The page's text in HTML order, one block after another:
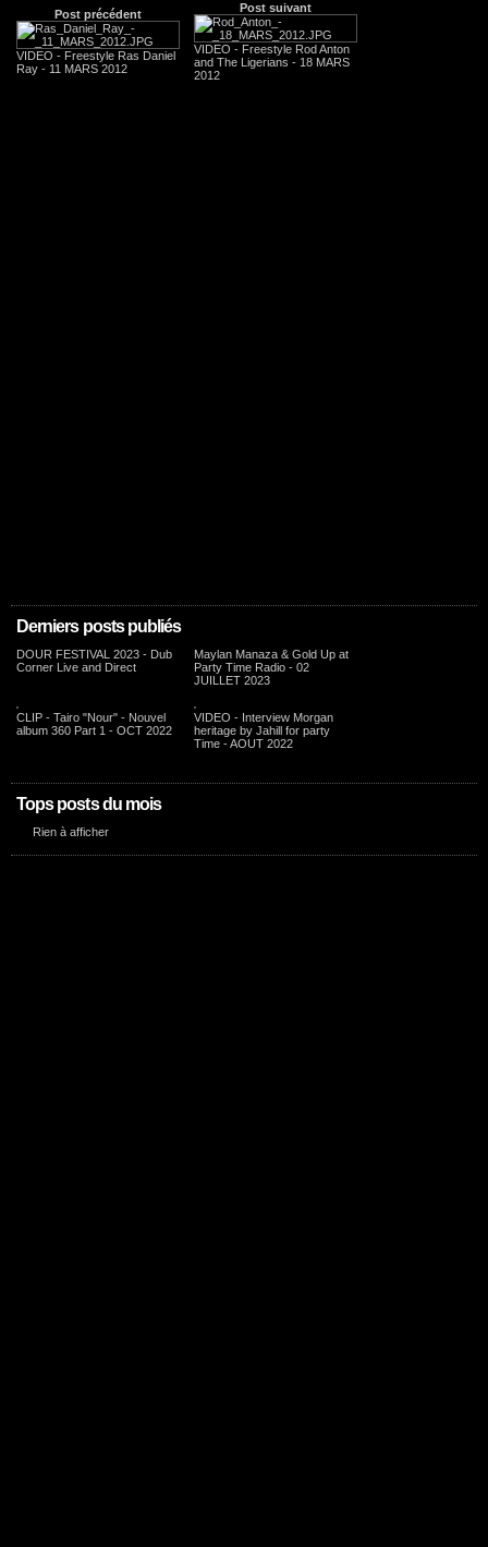
Post précédent
VIDEO - Freestyle Ras Daniel
Ray - 11 MARS 2012
Post suivant
VIDEO - Freestyle Rod Anton
and The Ligerians - 18 MARS
2012
Derniers posts publiés
DOUR FESTIVAL 2023 - Dub
Corner Live and Direct
Maylan Manaza & Gold Up at
Party Time Radio - 02
JUILLET 2023
CLIP - Tairo "Nour" - Nouvel
album 360 Part 1 - OCT 2022
VIDEO - Interview Morgan
heritage by Jahill for party
Time - AOUT 2022
Tops posts du mois
Rien à afficher